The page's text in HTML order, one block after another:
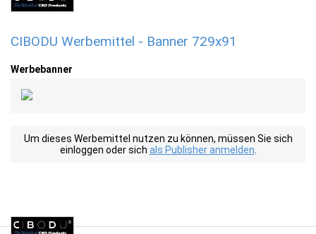
CIBODU Werbemittel - Banner 729x91
Werbebanner
Um dieses Werbemittel nutzen zu können, müssen Sie sich
einloggen oder sich als Publisher anmelden